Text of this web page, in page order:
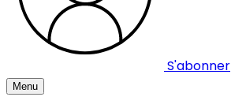
S'abonner
Menu